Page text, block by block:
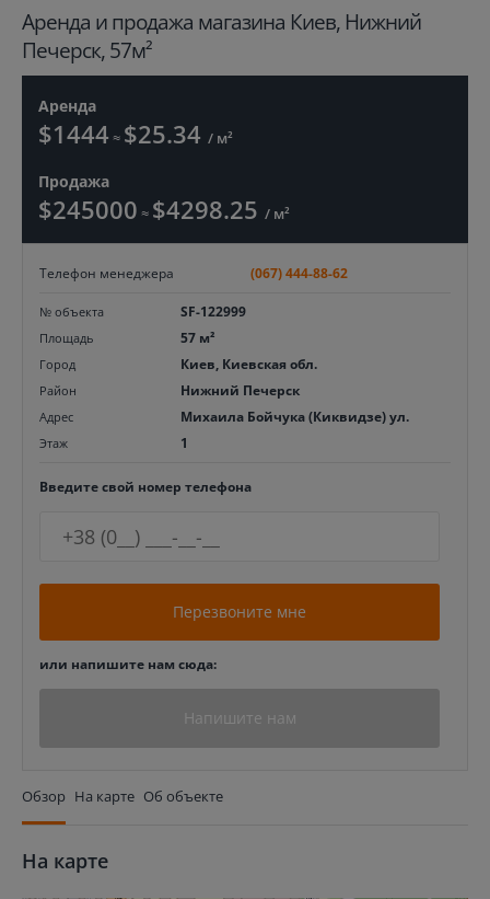
Aренда и продажа магазина Киев, Нижний
Печерск, 57м²
Аренда
$1444 ≈ $25.34 / м²
Продажа
$245000 ≈ $4298.25 / м²
Телефон менеджера (067) 444-88-62
№ объекта SF-122999
Площадь 57 м²
Город Киев, Киевская обл.
Район Нижний Печерск
Адрес Михаила Бойчука (Киквидзе) ул.
Этаж 1
Введите свой номер телефона
Перезвоните мне
или напишите нам сюда:
Напишите нам
Обзор На карте Об объекте
На карте